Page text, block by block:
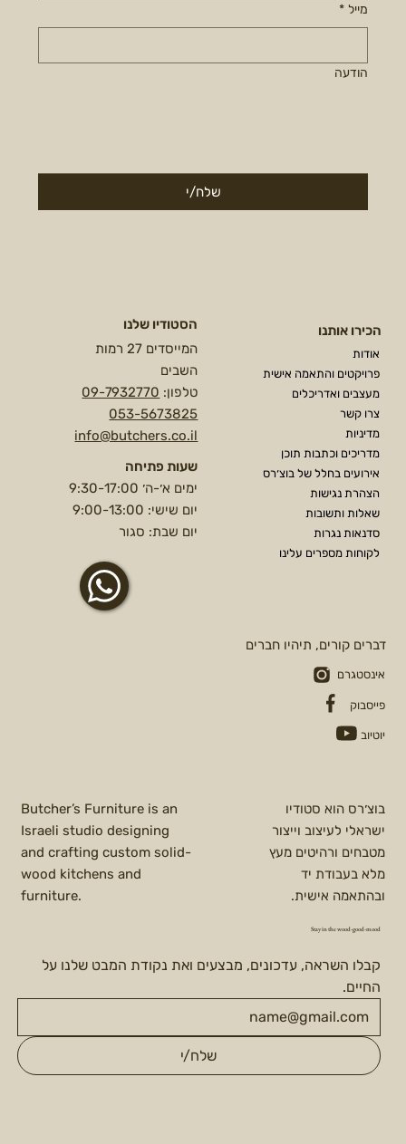
מייל *
הודעה
שלח/י
הכירו אותנו
אודות
פרויקטים והתאמה אישית
מעצבים ואדריכלים
צרו קשר
מדיניות
מדריכים וכתבות תוכן
אירועים בחלל של בוצ׳רס
הצהרת נגישות
שאלות ותשובות
סדנאות נגרות
לקוחות מספרים עלינו
הסטודיו שלנו
המייסדים 27 רמות
השבים
טלפון: 09-7932770
053-5673825
info@butchers.co.il
שעות פתיחה
ימים א׳-ה׳ 9:30-17:00
יום שישי: 9:00-13:00
יום שבת: סגור
דברים קורים, תיהיו חברים
אינסטגרם
פייסבוק
יוטיוב
Butcher’s Furniture is an
Israeli studio designing
and crafting custom solid-
wood kitchens and
furniture.
בוצ׳רס הוא סטודיו
ישראלי לעיצוב וייצור
מטבחים ורהיטים מעץ
מלא בעבודת יד
ובהתאמה אישית.
Stay in the wood-good-mood
החיים.
שלח/י